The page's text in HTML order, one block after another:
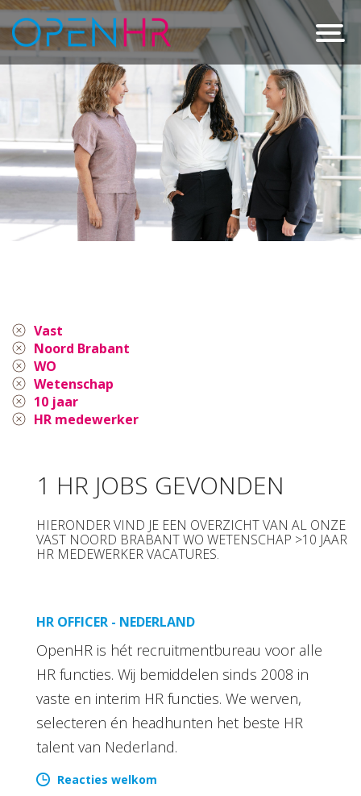
Vast
Noord Brabant
WO
Wetenschap
10 jaar
HR medewerker
1 HR JOBS GEVONDEN
HIERONDER VIND JE EEN OVERZICHT VAN AL ONZE
VAST NOORD BRABANT WO WETENSCHAP >10 JAAR
HR MEDEWERKER VACATURES.
HR OFFICER - NEDERLAND
OpenHR is hét recruitmentbureau voor alle
HR functies. Wij bemiddelen sinds 2008 in
vaste en interim HR functies. We werven,
selecteren én headhunten het beste HR
talent van Nederland.
Reacties welkom